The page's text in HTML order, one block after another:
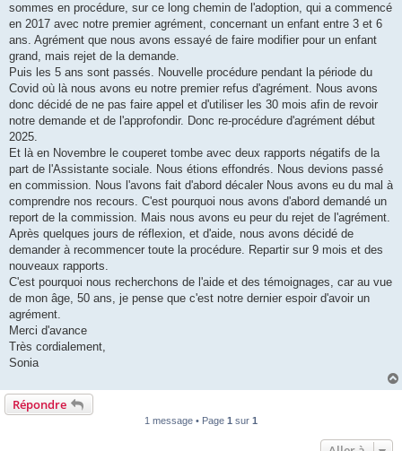
l
u
sommes en procédure, sur ce long chemin de l'adoption, qui a commencé
en 2017 avec notre premier agrément, concernant un enfant entre 3 et 6
ans. Agrément que nous avons essayé de faire modifier pour un enfant
grand, mais rejet de la demande.
Puis les 5 ans sont passés. Nouvelle procédure pendant la période du
Covid où là nous avons eu notre premier refus d'agrément. Nous avons
donc décidé de ne pas faire appel et d'utiliser les 30 mois afin de revoir
notre demande et de l'approfondir. Donc re-procédure d'agrément début
2025.
Et là en Novembre le couperet tombe avec deux rapports négatifs de la
part de l'Assistante sociale. Nous étions effondrés. Nous devions passé
en commission. Nous l'avons fait d'abord décaler Nous avons eu du mal à
comprendre nos recours. C'est pourquoi nous avons d'abord demandé un
report de la commission. Mais nous avons eu peur du rejet de l'agrément.
Après quelques jours de réflexion, et d'aide, nous avons décidé de
demander à recommencer toute la procédure. Repartir sur 9 mois et des
nouveaux rapports.
C'est pourquoi nous recherchons de l'aide et des témoignages, car au vue
de mon âge, 50 ans, je pense que c'est notre dernier espoir d'avoir un
agrément.
Merci d'avance
Très cordialement,
Sonia
Répondre
1 message • Page 1 sur 1